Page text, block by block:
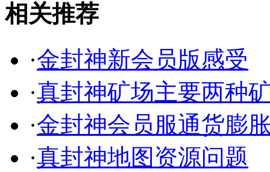
相关推荐
·金封神新会员版感受
·真封神矿场主要两种
·金封神会员服通货膨
·真封神地图资源问题